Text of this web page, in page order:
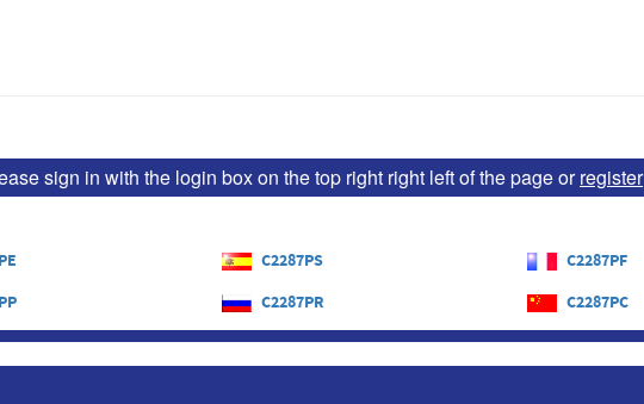
sign in with the login box on the top right right left of the page orregister
C2287PS
C2287PF
C2287PR C2287PC